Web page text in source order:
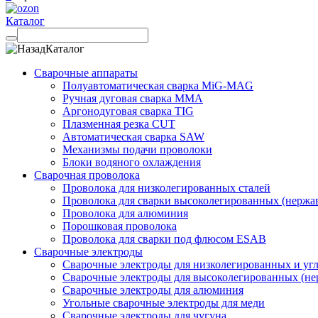
Каталог
Каталог
Сварочные аппараты
Полуавтоматическая сварка MiG-MAG
Ручная дуговая сварка MMA
Аргонодуговая сварка TIG
Плазменная резка CUT
Автоматическая сварка SAW
Механизмы подачи проволоки
Блоки водяного охлаждения
Сварочная проволока
Проволока для низколегированных сталей
Проволока для сварки высоколегированных
Проволока для алюминия
Порошковая проволока
Проволока для сварки под флюсом ESAB
Сварочные электроды
Сварочные электроды для низколегированных и
Сварочные электроды для высоколегированных
Сварочные электроды для алюминия
Угольные сварочные электроды для меди
Сварочные электроды для чугуна